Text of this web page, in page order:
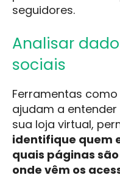
seguidores.
Analisar
sociais
Ferramentas
ajudam a
sua loja virtual,
identifique quem
quais páginas
onde vêm os